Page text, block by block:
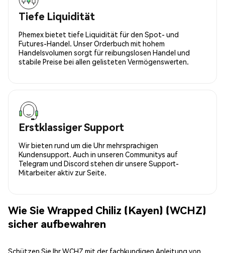
Tiefe Liquidität
Phemex bietet tiefe Liquidität für den Spot- und
Futures-Handel. Unser Orderbuch mit hohem
Handelsvolumen sorgt für reibungslosen Handel und
stabile Preise bei allen gelisteten Vermögenswerten.
Erstklassiger Support
Wir bieten rund um die Uhr mehrsprachigen
Kundensupport. Auch in unseren Communitys auf
Telegram und Discord stehen dir unsere Support-
Mitarbeiter aktiv zur Seite.
Wie Sie Wrapped Chiliz (Kayen) (WCHZ)
sicher aufbewahren
Schützen Sie Ihr WCHZ mit der fachkundigen Anleitung von